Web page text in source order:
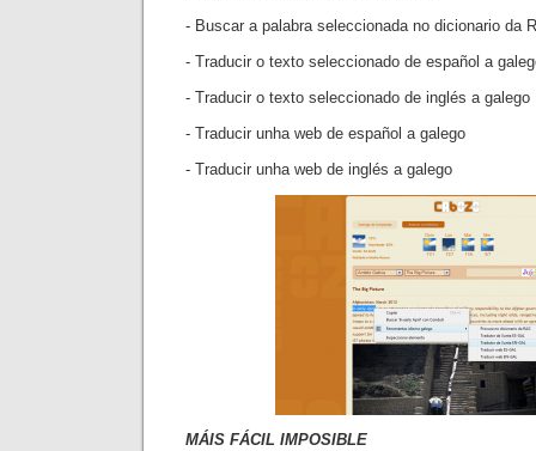
- Buscar a palabra seleccionada no dicionario da
- Traducir o texto seleccionado de español a
- Traducir o texto seleccionado de inglés a galego
- Traducir unha web de español a galego
- Traducir unha web de inglés a galego
MÁIS FÁCIL IMPOSIBLE